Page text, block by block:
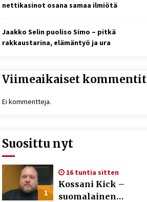
nettikasinot osana samaa ilmiötä
Jaakko Selin puoliso Simo – pitkä
rakkaustarina, elämäntyö ja ura
Viimeaikaiset kommentit
Ei kommentteja.
Suosittu nyt
1
16 tuntia sitten
Kossani Kick –
suomalainen